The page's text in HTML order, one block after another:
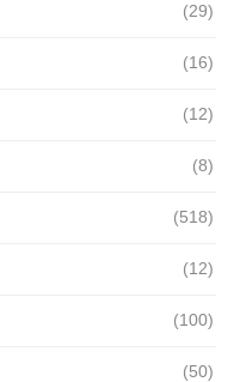
(29)
(16)
(12)
(8)
(518)
(12)
(100)
(50)